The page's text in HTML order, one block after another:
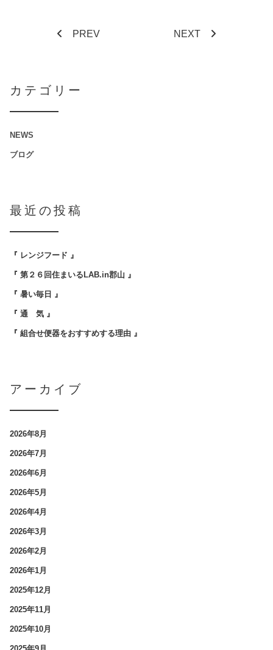
PREV NEXT
カテゴリー
NEWS
ブログ
最近の投稿
『 レンジフード 』
『 第２６回住まいるLAB.in郡山 』
『 暑い毎日 』
『 通 気 』
『 組合せ便器をおすすめする理由 』
アーカイブ
2026年8月
2026年7月
2026年6月
2026年5月
2026年4月
2026年3月
2026年2月
2026年1月
2025年12月
2025年11月
2025年10月